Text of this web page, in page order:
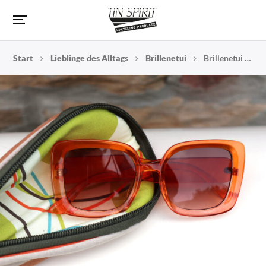
Start Lieblinge des Alltags Brillenetui Brillenetui aus Vintage-Luftmatratzenstoff